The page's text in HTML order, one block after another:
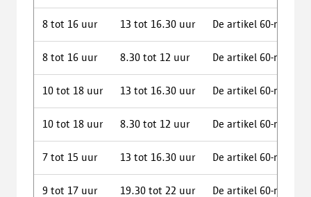
8 tot 16 uur 13 tot 16.30 uur De artikel 60-
8 tot 16 uur 8.30 tot 12 uur De artikel 60-
10 tot 18 uur 13 tot 16.30 uur De artikel 60-
10 tot 18 uur 8.30 tot 12 uur De artikel 60-
7 tot 15 uur 13 tot 16.30 uur De artikel 60-
9 tot 17 uur 19.30 tot 22 uur De artikel 60-